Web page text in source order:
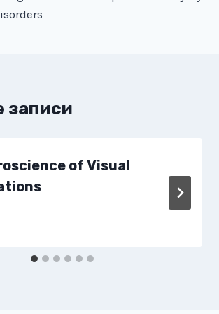
записи
of Visual